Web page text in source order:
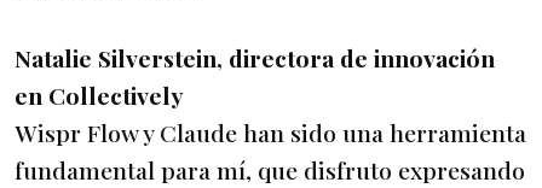
Natalie Silverstein, directora de innovación
en Collectively
Wispr Flow y Claude han sido una herramienta
fundamental para mí, que disfruto expresando